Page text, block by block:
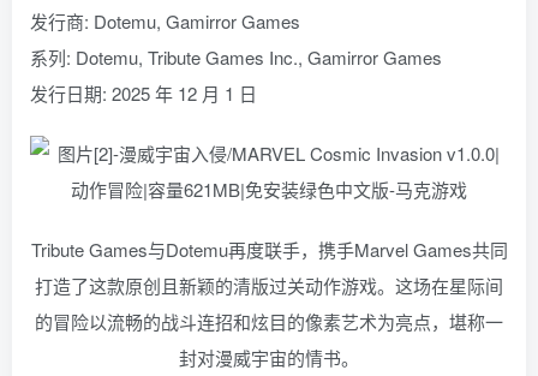
发行商: Dotemu, Gamirror Games
系列: Dotemu, Tribute Games Inc., Gamirror Games
发行日期: 2025 年 12 月 1 日
Tribute Games与Dotemu再度联手，携手Marvel Games共同
打造了这款原创且新颖的清版过关动作游戏。这场在星际间
的冒险以流畅的战斗连招和炫目的像素艺术为亮点，堪称一
封对漫威宇宙的情书。